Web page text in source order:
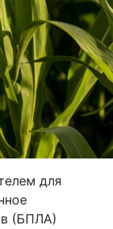
для
(БПЛА)